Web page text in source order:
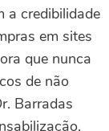
a credibilidade
em sites
que nunca
de não
Barradas